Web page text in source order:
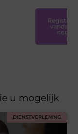
Registreer
vandaag
nog
u mogelijk
DIENSTVERLENING